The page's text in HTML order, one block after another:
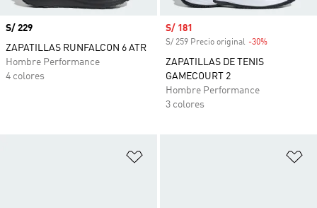
Precio
S/ 229
ZAPATILLAS RUNFALCON 6 ATR
Hombre Performance
4 colores
Precio de venta
S/ 181
S/ 259 Precio original -30%
ZAPATILLAS DE TENIS
GAMECOURT 2
Hombre Performance
3 colores